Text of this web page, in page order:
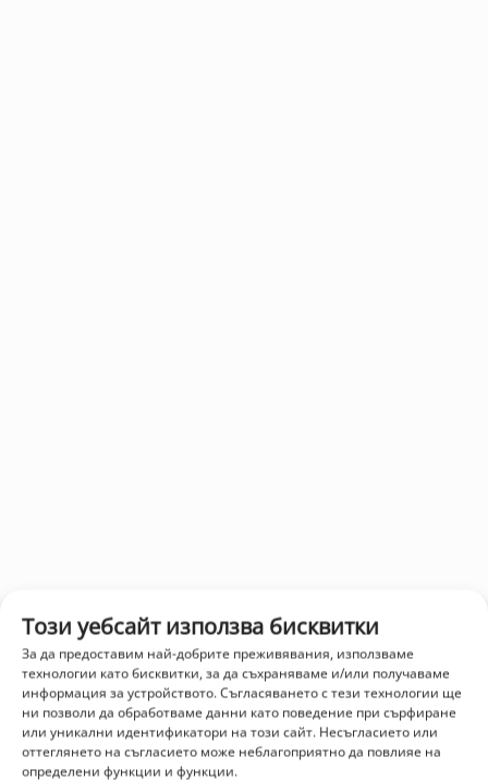
Този уебсайт използва бисквитки
За да предоставим най-добрите преживявания, използваме
технологии като бисквитки, за да съхраняваме и/или получаваме
информация за устройството. Съгласяването с тези технологии ще
ни позволи да обработваме данни като поведение при сърфиране
или уникални идентификатори на този сайт. Несъгласието или
оттеглянето на съгласието може неблагоприятно да повлияе на
определени функции и функции.